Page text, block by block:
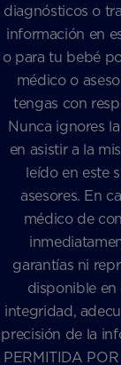
diagnósticos o
información en
o para tu bebé
médico o
tengas con
Nunca ignores
en asistir a la
leído en este
asesores. En
médico de
garantías ni
disponible en
integridad,
precisión de la
PERMITIDA